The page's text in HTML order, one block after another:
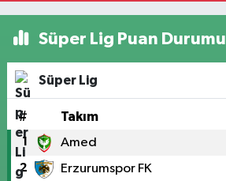
Süper Lig Puan Durumu
Süper Lig
# Takım
1 Amed
2 Erzurumspor FK